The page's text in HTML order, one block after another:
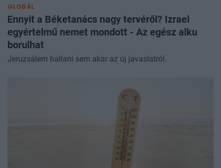
GLOBÁL
Ennyit a Béketanács nagy tervéről? Izrael
egyértelmű nemet mondott - Az egész alku
borulhat
Jeruzsálem hallani sem akar az új javaslatról.